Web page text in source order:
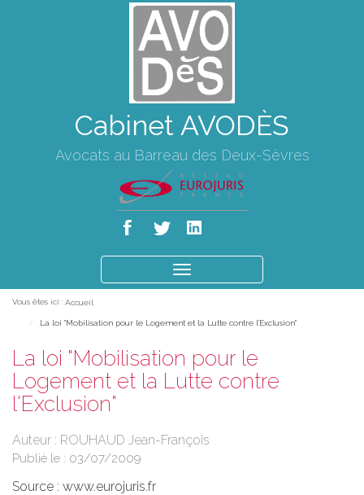
Cabinet AVODÈS
Avocats au Barreau des Deux-Sèvres
le
Vous êtes ici : Accueil
La loi "Mobilisation pour le Logement et la Lutte contre l'Exclusion"
La loi "Mobilisation pour le
Logement et la Lutte contre
l'Exclusion"
Auteur : ROUHAUD Jean-François
Publié le : 03/07/2009
Source : www.eurojuris.fr